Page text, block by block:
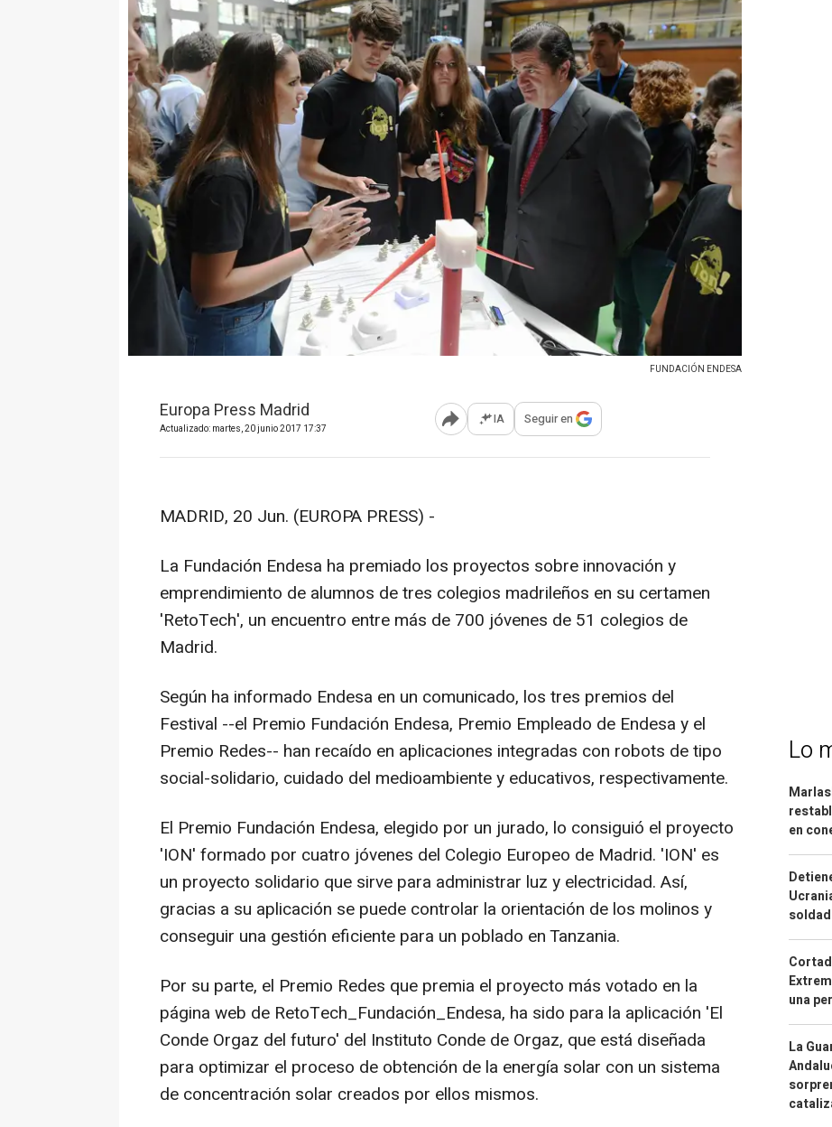
FUNDACIÓN ENDESA
Europa Press Madrid
Actualizado: martes, 20 junio 2017 17:37 Abrir opciones para compartir
IA Seguir en
MADRID, 20 Jun. (EUROPA PRESS) -
La Fundación Endesa ha premiado los proyectos sobre innovación y
emprendimiento de alumnos de tres colegios madrileños en su certamen
'RetoTech', un encuentro entre más de 700 jóvenes de 51 colegios de
Madrid.
Según ha informado Endesa en un comunicado, los tres premios del
Festival --el Premio Fundación Endesa, Premio Empleado de Endesa y el
Premio Redes-- han recaído en aplicaciones integradas con robots de tipo
social-solidario, cuidado del medioambiente y educativos, respectivamente.
El Premio Fundación Endesa, elegido por un jurado, lo consiguió el proyecto
'ION' formado por cuatro jóvenes del Colegio Europeo de Madrid. 'ION' es
un proyecto solidario que sirve para administrar luz y electricidad. Así,
gracias a su aplicación se puede controlar la orientación de los molinos y
conseguir una gestión eficiente para un poblado en Tanzania.
Por su parte, el Premio Redes que premia el proyecto más votado en la
página web de RetoTech_Fundación_Endesa, ha sido para la aplicación 'El
Conde Orgaz del futuro' del Instituto Conde de Orgaz, que está diseñada
para optimizar el proceso de obtención de la energía solar con un sistema
de concentración solar creados por ellos mismos.
Lo
en
una
La